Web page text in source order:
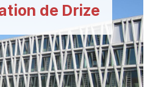
de Drize